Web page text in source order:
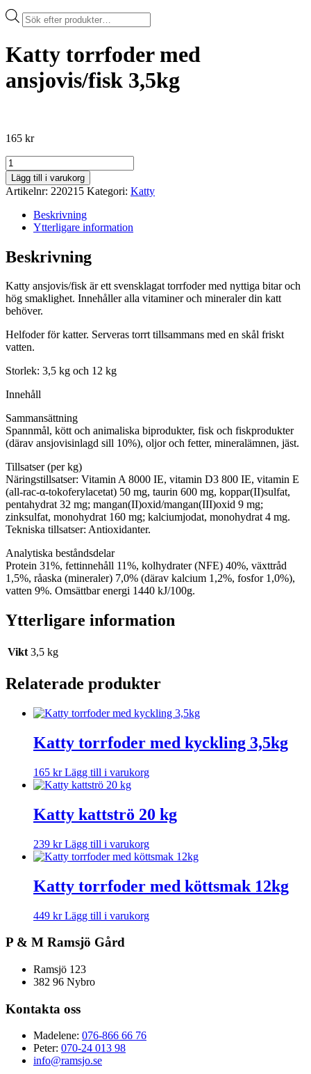
Products
search
Katty torrfoder med
ansjovis/fisk 3,5kg
165 kr
Katty
torrfoder
med
ansjovis/fisk
3,5kg
mängd
Lägg till i varukorg
Artikelnr: 220215 Kategori: Katty
Beskrivning
Ytterligare information
Beskrivning
Katty ansjovis/fisk är ett svensklagat torrfoder med nyttiga bitar och
hög smaklighet. Innehåller alla vitaminer och mineraler din katt
behöver.
Helfoder för katter. Serveras torrt tillsammans med en skål friskt
vatten.
Storlek: 3,5 kg och 12 kg
Innehåll
Sammansättning
Spannmål, kött och animaliska biprodukter, fisk och fiskprodukter
(därav ansjovisinlagd sill 10%), oljor och fetter, mineralämnen, jäst.
Tillsatser (per kg)
Näringstillsatser: Vitamin A 8000 IE, vitamin D3 800 IE, vitamin E
(all-rac-α-tokoferylacetat) 50 mg, taurin 600 mg, koppar(II)sulfat,
pentahydrat 32 mg; mangan(II)oxid/mangan(III)oxid 9 mg;
zinksulfat, monohydrat 160 mg; kalciumjodat, monohydrat 4 mg.
Tekniska tillsatser: Antioxidanter.
Analytiska beståndsdelar
Protein 31%, fettinnehåll 11%, kolhydrater (NFE) 40%, växttråd
1,5%, råaska (mineraler) 7,0% (därav kalcium 1,2%, fosfor 1,0%),
vatten 9%. Omsättbar energi 1440 kJ/100g.
Ytterligare information
Vikt 3,5 kg
Relaterade produkter
Katty torrfoder med kyckling 3,5kg
165 kr Lägg till i varukorg
Katty kattströ 20 kg
239 kr Lägg till i varukorg
Katty torrfoder med köttsmak 12kg
449 kr Lägg till i varukorg
P & M Ramsjö Gård
Ramsjö 123
382 96 Nybro
Kontakta oss
Madelene: 076-866 66 76
Peter: 070-24 013 98
info@ramsjo.se